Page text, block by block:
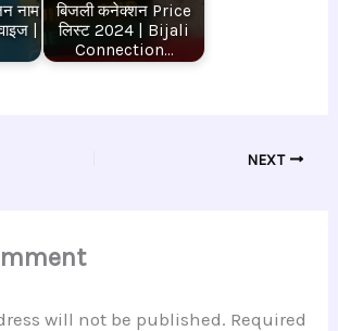
नाम
|
बिजली कनेक्शन Price
लिस्ट 2024 | Bijali
Connection…
NEXT
will not be published. Required